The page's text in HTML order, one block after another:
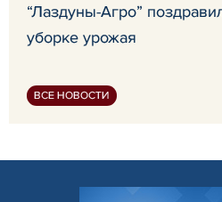
“Лаздуны-Агро”
уборке урожая
ВСЕ НОВОСТИ